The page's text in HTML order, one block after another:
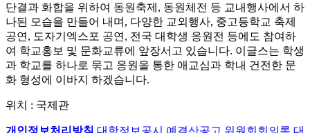
단결과 화합을 위하여 동원축제, 동원체전 등 교내행사에서 하
나된 모습을 만들어 내며, 다양한 교외행사, 중고등학교 축제
공연, 도자기엑스포 공연, 전국 대학생 응원전 등에도 참여하
여 학교홍보 및 문화교류에 앞장서고 있습니다. 이글스는 학생
과 학교를 하나로 묶고 응원을 통한 애교심과 학내 건전한 문
화 형성에 이바지 하겠습니다.
위치 : 국제관
개인정보처리방침 대학정보공시 예결산공고 위원회회의록 대